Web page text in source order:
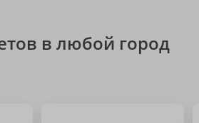
в любой город